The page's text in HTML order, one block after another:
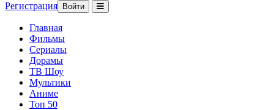
Регистрация Войти
Главная
Фильмы
Сериалы
Дорамы
ТВ Шоу
Мультики
Аниме
Топ 50